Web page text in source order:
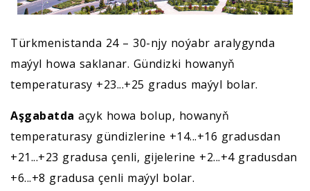
Türkmenistanda 24 – 30-njy noýabr aralygynda
maýyl howa saklanar. Gündizki howanyň
temperaturasy +23...+25 gradus maýyl bolar.
Aşgabatda açyk howa bolup, howanyň
temperaturasy gündizlerine +14...+16 gradusdan
+21...+23 gradusa çenli, gijelerine +2...+4 gradusdan
+6...+8 gradusa çenli maýyl bolar.